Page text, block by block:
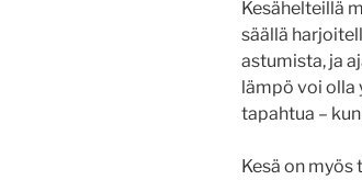
Kesähelteillä
säällä
astumista, ja
lämpö voi olla
tapahtua –
Kesä on